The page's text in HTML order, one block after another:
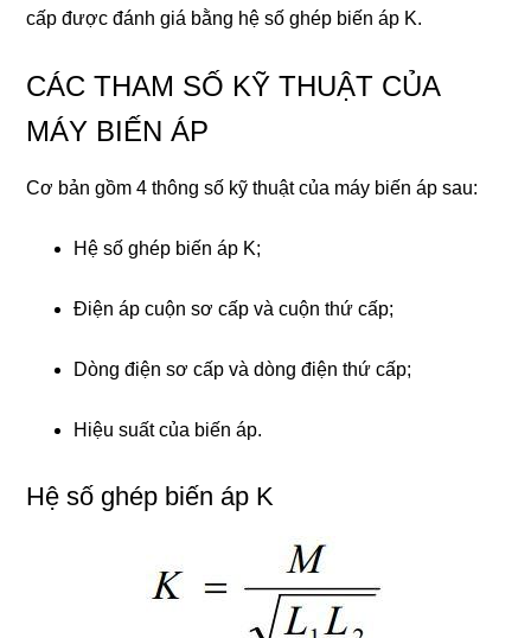
cấp được đánh giá bằng hệ số ghép biến áp K.
CÁC THAM SỐ KỸ THUẬT CỦA
MÁY BIẾN ÁP
Cơ bản gồm 4 thông số kỹ thuật của máy biến áp sau:
Hệ số ghép biến áp K;
Điện áp cuộn sơ cấp và cuộn thứ cấp;
Dòng điện sơ cấp và dòng điện thứ cấp;
Hiệu suất của biến áp.
Hệ số ghép biến áp K